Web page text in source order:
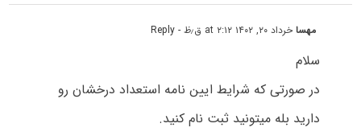
مهساخرداد ۲۰, ۱۴۰۲ at ۲:۱۲ ق٫ظ - Reply
سلام
در صورتی که شرایط ایین نامه استعداد درخشان رو
دارید بله میتونید ثبت نام کنید.